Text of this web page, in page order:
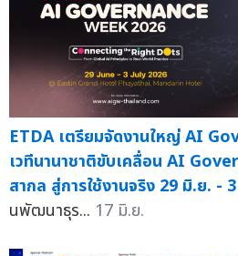
ETDA เตรียมจัดงานใหญ่ AI
เวทีนานาชาติขับเคลื่อน AI
สากล สู่การใช้งานจริง 29 มิ.ย. -
นพัฒนาธุร... 17 มิ.ย.